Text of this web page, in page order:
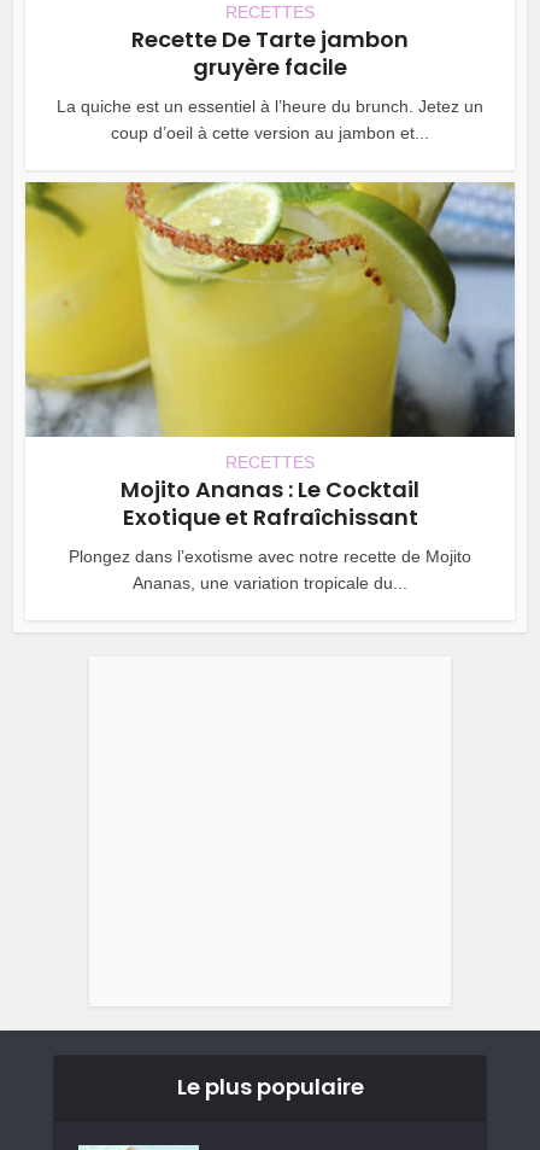
RECETTES
Recette De Tarte jambon
gruyère facile
La quiche est un essentiel à l’heure du brunch. Jetez un
coup d’oeil à cette version au jambon et...
RECETTES
Mojito Ananas : Le Cocktail
Exotique et Rafraîchissant
Plongez dans l’exotisme avec notre recette de Mojito
Ananas, une variation tropicale du...
Le plus populaire